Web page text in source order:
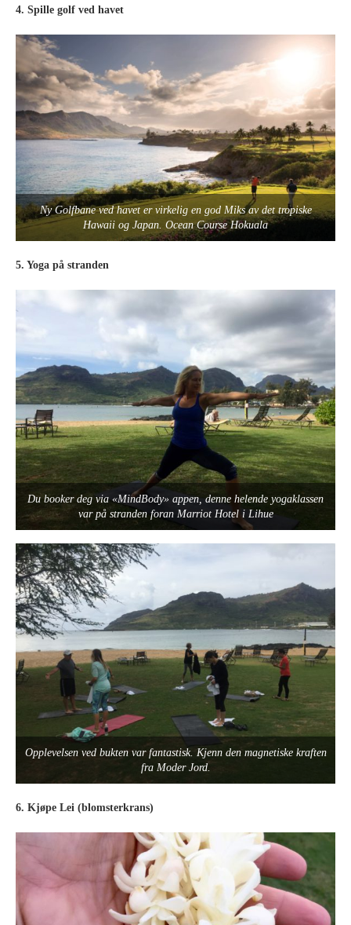
4. Spille golf ved havet
Ny Golfbane ved havet er virkelig en god Miks av det tropiske
Hawaii og Japan. Ocean Course Hokuala
5. Yoga på stranden
Du booker deg via «MindBody» appen, denne helende yogaklassen
var på stranden foran Marriot Hotel i Lihue
Opplevelsen ved bukten var fantastisk. Kjenn den magnetiske kraften
fra Moder Jord.
6. Kjøpe Lei (blomsterkrans)